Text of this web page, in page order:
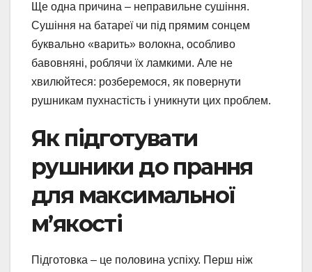
Ще одна причина – неправильне сушіння.
Сушіння на батареї чи під прямим сонцем
буквально «варить» волокна, особливо
бавовняні, роблячи їх ламкими. Але не
хвилюйтеся: розберемося, як повернути
рушникам пухнастість і уникнути цих проблем.
Як підготувати
рушники до прання
для максимальної
м’якості
Підготовка – це половина успіху. Перш ніж